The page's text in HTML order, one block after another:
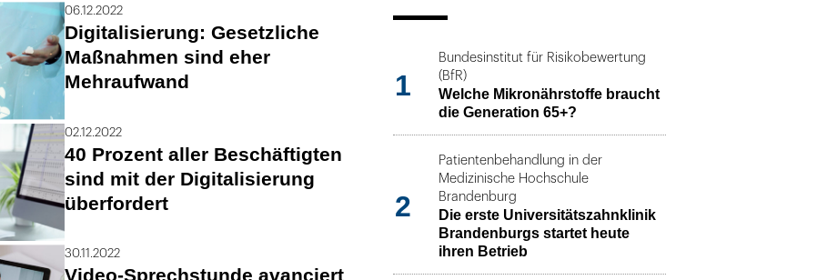
06.12.2022
Digitalisierung: Gesetzliche
Maßnahmen sind eher
Mehraufwand
02.12.2022
40 Prozent aller Beschäftigten
sind mit der Digitalisierung
überfordert
30.11.2022
Video-Sprechstunde avanciert
1
Bundesinstitut für Risikobewertung
(BfR)
Welche Mikronährstoffe braucht
die Generation 65+?
2
Patientenbehandlung in der
Medizinische Hochschule
Brandenburg
Die erste Universitätszahnklinik
Brandenburgs startet heute
ihren Betrieb